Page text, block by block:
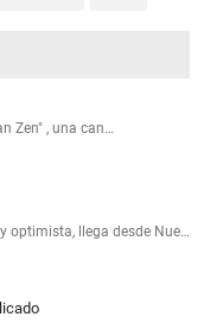
Zen" , una can…
optimista, llega desde Nue…